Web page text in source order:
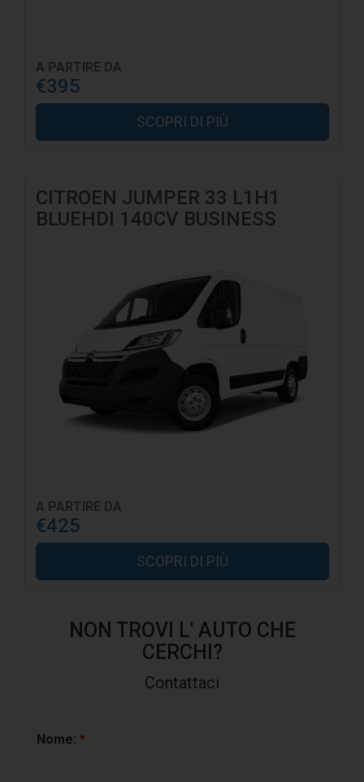
A PARTIRE DA
€395
SCOPRI DI PIÙ
CITROEN JUMPER 33 L1H1
BLUEHDI 140CV BUSINESS
A PARTIRE DA
€425
SCOPRI DI PIÙ
NON TROVI L' AUTO CHE
CERCHI?
Contattaci
Nome: *